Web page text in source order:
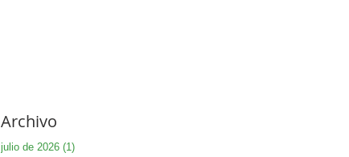
Archivo
julio de 2026 (1)